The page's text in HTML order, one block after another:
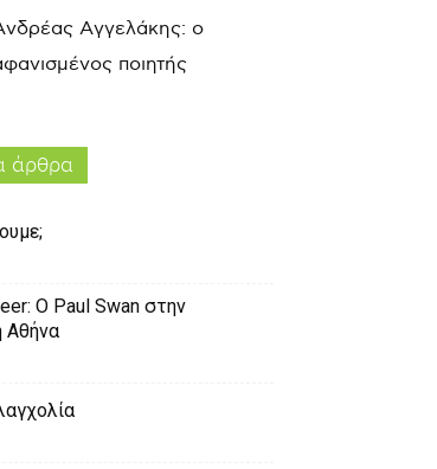
Αγγελάκης: ο
ποιητής
άρθρα
O Paul Swan στην
Αθήνα